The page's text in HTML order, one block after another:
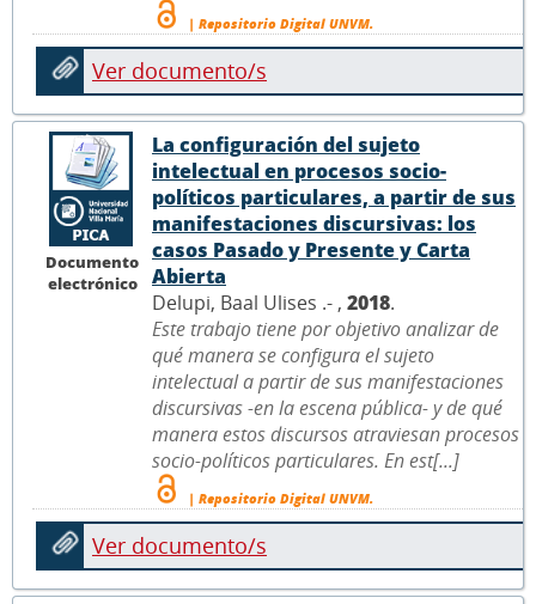
| Repositorio Digital UNVM.
Ver documento/s
Documento
electrónico
La configuración del sujeto
intelectual en procesos socio-
políticos particulares, a partir de sus
manifestaciones discursivas: los
casos Pasado y Presente y Carta
Abierta
Delupi, Baal Ulises .- , 2018.
Este trabajo tiene por objetivo analizar de
qué manera se configura el sujeto
intelectual a partir de sus manifestaciones
discursivas -en la escena pública- y de qué
manera estos discursos atraviesan procesos
socio-políticos particulares. En est[...]
| Repositorio Digital UNVM.
Ver documento/s